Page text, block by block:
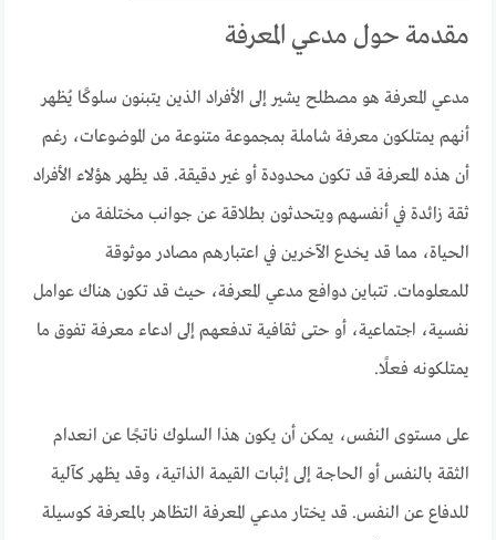
مقدمة حول مدعي المعرفة
مدعي المعرفة هو مصطلح يشير إلى الأفراد الذين يتبنون سلوكًا يُظهر
أنهم يمتلكون معرفة شاملة بمجموعة متنوعة من الموضوعات، رغم
أن هذه المعرفة قد تكون محدودة أو غير دقيقة. قد يظهر هؤلاء الأفراد
ثقة زائدة في أنفسهم ويتحدثون بطلاقة عن جوانب مختلفة من
الحياة، مما قد يخدع الآخرين في اعتبارهم مصادر موثوقة
للمعلومات. تتباين دوافع مدعي المعرفة، حيث قد تكون هناك عوامل
نفسية، اجتماعية، أو حتى ثقافية تدفعهم إلى ادعاء معرفة تفوق ما
يمتلكونه فعلًا.
على مستوى النفس، يمكن أن يكون هذا السلوك ناتجًا عن انعدام
الثقة بالنفس أو الحاجة إلى إثبات القيمة الذاتية، وقد يظهر كآلية
للدفاع عن النفس. قد يختار مدعي المعرفة التظاهر بالمعرفة كوسيلة